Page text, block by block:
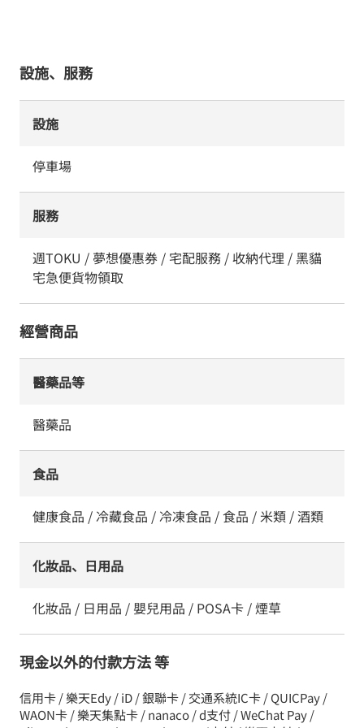
設施、服務
設施
停車場
服務
週TOKU / 夢想優惠券 / 宅配服務 / 收納代理 / 黑貓
宅急便貨物領取
經營商品
醫藥品等
醫藥品
食品
健康食品 / 冷藏食品 / 冷凍食品 / 食品 / 米類 / 酒類
化妝品、日用品
化妝品 / 日用品 / 嬰兒用品 / POSA卡 / 煙草
現金以外的付款方法 等
信用卡 / 樂天Edy / iD / 銀聯卡 / 交通系統IC卡 / QUICPay /
WAON卡 / 樂天集點卡 / nanaco / d支付 / WeChat Pay /